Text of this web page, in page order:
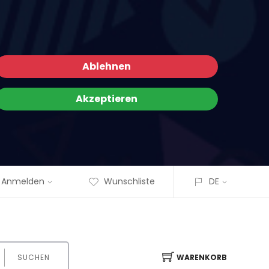
Ablehnen
Akzeptieren
Anmelden Wunschliste DE
SUCHEN WARENKORB